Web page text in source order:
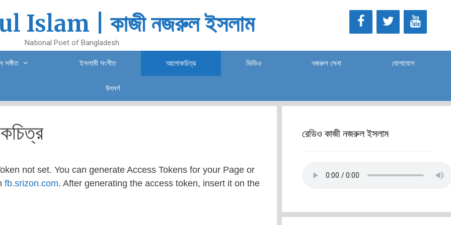
Islam | কাজী নজরুল ইসলাম
National Poet of Bangladesh
ইসলামী সংগীত আলোকচিত্র ভিডিও নজরুল সেনা যোগাযোগ
উৎসর্গ
not set. You can generate Access Tokens for your Page or
fb.srizon.com. After generating the access token, insert it on the
রেডিও কাজী নজরুল ইসলাম